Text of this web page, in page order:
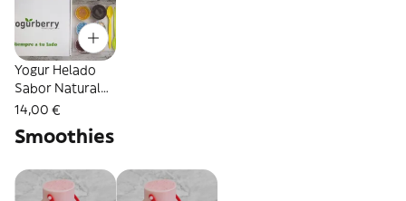
Yogur Helado
Sabor Natural
Tarrina (500 Ml.)
14,00 €
Smoothies